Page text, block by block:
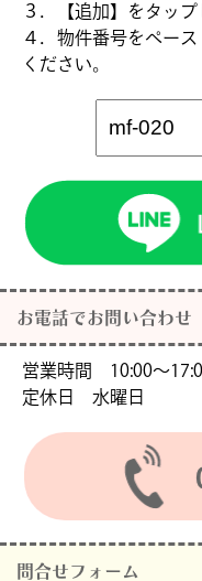
３．【追加】をタップ
４．物件番号をペー
ください。
お電話でお問い合わせ
営業時間 10:00〜
定休日 水曜日
問合せフォーム